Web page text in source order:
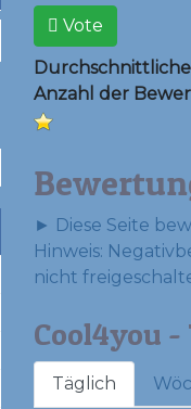
Vote
Anzahl der
► Diese Seite
Hinweis:
nicht
Cool4you
Täglich